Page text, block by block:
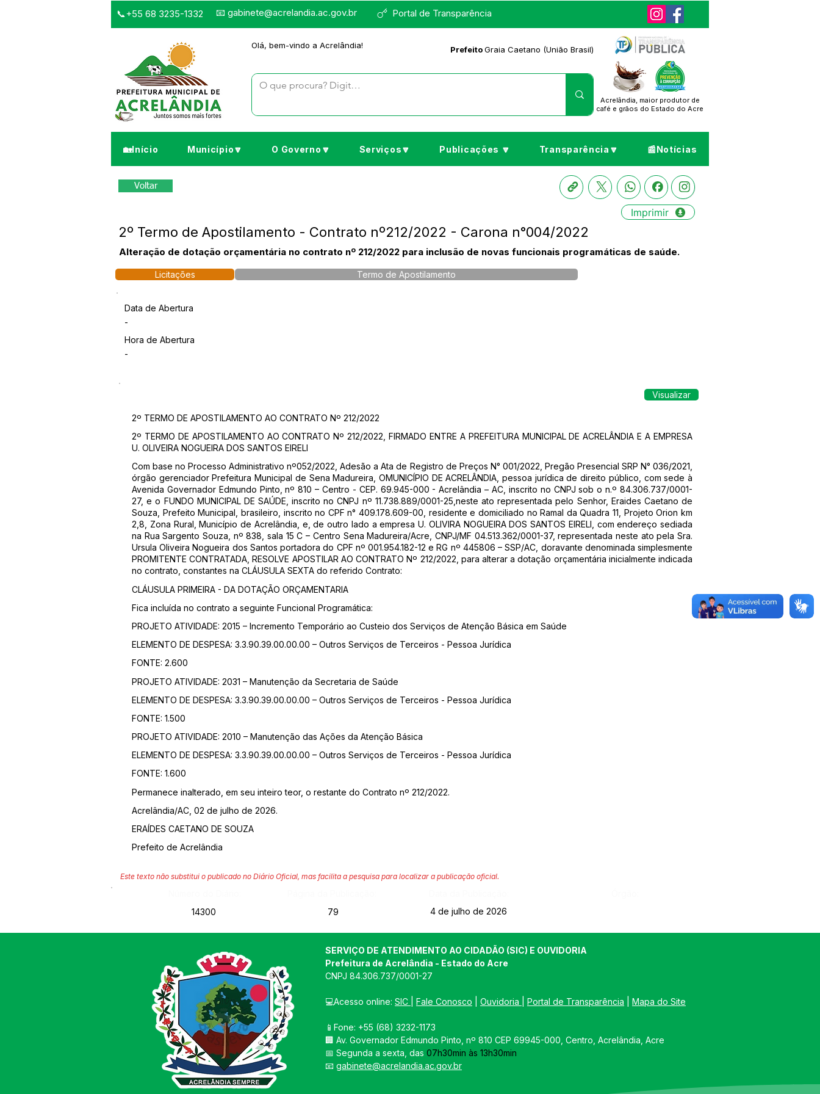
Portal de Transparência
📞+55 68 3235-1332 📧 gabinete@acrelandia.ac.gov.br
Olá, bem-vindo a Acrelândia! PrefeitoGraia Caetano (União Brasil)
Acrelândia, maior produtor de
café e grãos do Estado do Acre
🏡Início Município🔽 O Governo🔽 Serviços🔽 Publicações 🔽 Transparência🔽 📰Notícias
Voltar
Imprimir
2º Termo de Apostilamento - Contrato nº212/2022 - Carona n°004/2022
Alteração de dotação orçamentária no contrato nº 212/2022 para inclusão de novas funcionais programáticas de saúde.
Licitações Termo de Apostilamento
Data de Abertura
-
Hora de Abertura
-
Visualizar
2º TERMO DE APOSTILAMENTO AO CONTRATO Nº 212/2022
2º TERMO DE APOSTILAMENTO AO CONTRATO Nº 212/2022, FIRMADO ENTRE A PREFEITURA MUNICIPAL DE ACRELÂNDIA E A EMPRESA
U. OLIVEIRA NOGUEIRA DOS SANTOS EIRELI
Com base no Processo Administrativo nº052/2022, Adesão a Ata de Registro de Preços N° 001/2022, Pregão Presencial SRP N° 036/2021,
órgão gerenciador Prefeitura Municipal de Sena Madureira, OMUNICÍPIO DE ACRELÂNDIA, pessoa jurídica de direito público, com sede à
Avenida Governador Edmundo Pinto, nº 810 – Centro - CEP. 69.945-000 - Acrelândia – AC, inscrito no CNPJ sob o n.º 84.306.737/0001-
27, e o FUNDO MUNICIPAL DE SAÚDE, inscrito no CNPJ nº 11.738.889/0001-25,neste ato representada pelo Senhor, Eraides Caetano de
Souza, Prefeito Municipal, brasileiro, inscrito no CPF n° 409.178.609-00, residente e domiciliado no Ramal da Quadra 11, Projeto Orion km
2,8, Zona Rural, Município de Acrelândia, e, de outro lado a empresa U. OLIVIRA NOGUEIRA DOS SANTOS EIRELI, com endereço sediada
na Rua Sargento Souza, nº 838, sala 15 C – Centro Sena Madureira/Acre, CNPJ/MF 04.513.362/0001-37, representada neste ato pela Sra.
Ursula Oliveira Nogueira dos Santos portadora do CPF nº 001.954.182-12 e RG nº 445806 – SSP/AC, doravante denominada simplesmente
PROMITENTE CONTRATADA, RESOLVE APOSTILAR AO CONTRATO Nº 212/2022, para alterar a dotação orçamentária inicialmente indicada
no contrato, constantes na CLÁUSULA SEXTA do referido Contrato:
CLÁUSULA PRIMEIRA - DA DOTAÇÃO ORÇAMENTARIA
Fica incluída no contrato a seguinte Funcional Programática:
PROJETO ATIVIDADE: 2015 – Incremento Temporário ao Custeio dos Serviços de Atenção Básica em Saúde
ELEMENTO DE DESPESA: 3.3.90.39.00.00.00 – Outros Serviços de Terceiros - Pessoa Jurídica
FONTE: 2.600
PROJETO ATIVIDADE: 2031 – Manutenção da Secretaria de Saúde
ELEMENTO DE DESPESA: 3.3.90.39.00.00.00 – Outros Serviços de Terceiros - Pessoa Jurídica
FONTE: 1.500
PROJETO ATIVIDADE: 2010 – Manutenção das Ações da Atenção Básica
ELEMENTO DE DESPESA: 3.3.90.39.00.00.00 – Outros Serviços de Terceiros - Pessoa Jurídica
FONTE: 1.600
Permanece inalterado, em seu inteiro teor, o restante do Contrato nº 212/2022.
Acrelândia/AC, 02 de julho de 2026.
ERAÍDES CAETANO DE SOUZA
Prefeito de Acrelândia
Este texto não substitui o publicado no Diário Oficial, mas facilita a pesquisa para localizar a publicação oficial.
14300
79 4 de julho de 2026
SERVIÇO DE ATENDIMENTO AO CIDADÃO (SIC) E OUVIDORIA
Prefeitura de Acrelândia - Estado do Acre
CNPJ 84.306.737/0001-27
💻Acesso online: SIC Fale Conosco Ouvidoria Portal de Transparência Mapa do Site
📱Fone: +55 (68) 3232-1173
🏢 Av. Governador Edmundo Pinto, nº 810 CEP 69945-000, Centro, Acrelândia, Acre
📅 Segunda a sexta, das 07h30min às 13h30min
📧 gabinete@acrelandia.ac.gov.br